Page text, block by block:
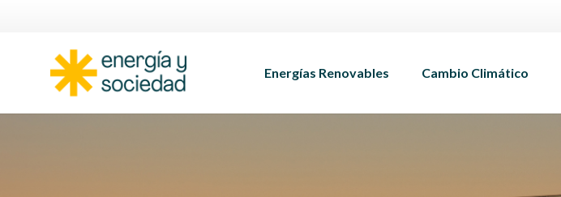
Energías Renovables Cambio Climático